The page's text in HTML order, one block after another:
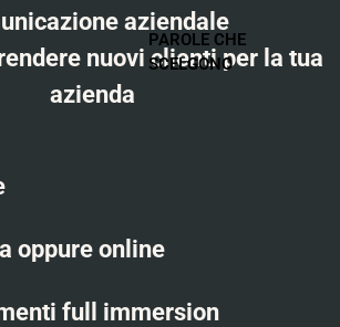
PAROLE CHE
SCELGONO
aziendale
nuovi clienti per la tua
azienda
oppure online
full immersion